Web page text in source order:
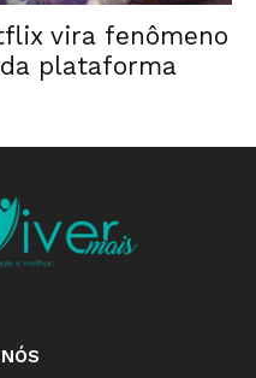
vira fenômeno
plataforma